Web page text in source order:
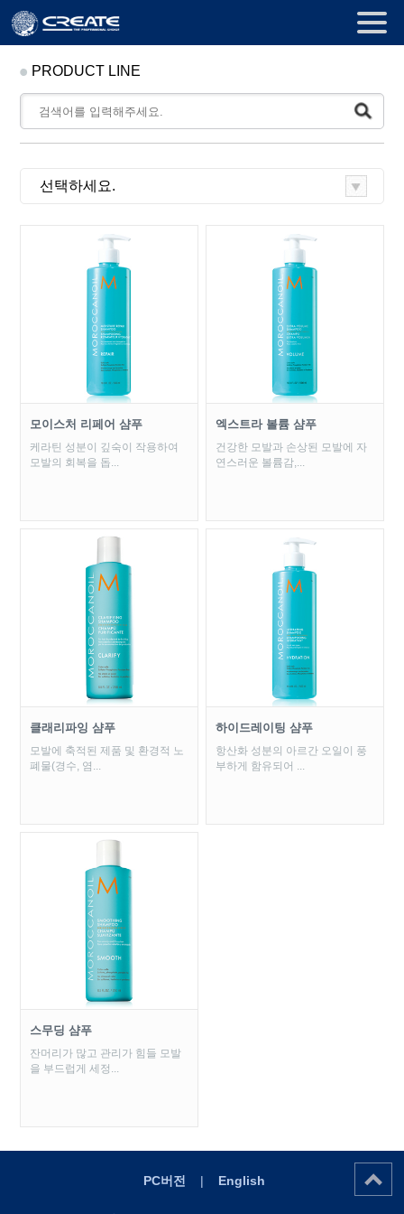
PRODUCT LINE
모이스처 리페어 샴푸
케라틴 성분이 깊숙이 작용하여
모발의 회복을 돕...
엑스트라 볼륨 샴푸
건강한 모발과 손상된 모발에 자
연스러운 볼륨감,...
클래리파잉 샴푸
모발에 축적된 제품 및 환경적 노
폐물(경수, 염...
하이드레이팅 샴푸
항산화 성분의 아르간 오일이 풍
부하게 함유되어 ...
스무딩 샴푸
잔머리가 많고 관리가 힘들 모발
을 부드럽게 세정...
PC버전 | English